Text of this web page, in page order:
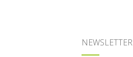
NEWSLETTER